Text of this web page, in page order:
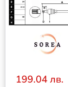
199.04 лв.